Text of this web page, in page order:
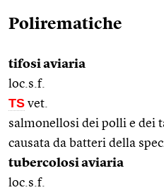
Polirematiche
tifosi aviaria
loc.s.f.
TS vet.
salmonellosi dei polli e dei
causata da batteri della
tubercolosi aviaria
loc.s.f.